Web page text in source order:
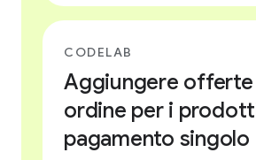
CODELAB
Aggiungere
ordine per i
pagamento singolo